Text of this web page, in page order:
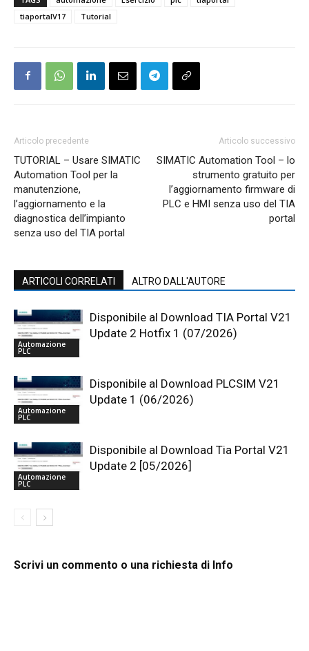
tiaportalV17
Tutorial
Articolo precedente
TUTORIAL – Usare SIMATIC
Automation Tool per la
manutenzione,
l’aggiornamento e la
diagnostica dell’impianto
senza uso del TIA portal
Articolo successivo
SIMATIC Automation Tool – lo
strumento gratuito per
l’aggiornamento firmware di
PLC e HMI senza uso del TIA
portal
ARTICOLI CORRELATI ALTRO DALL'AUTORE
Automazione
PLC
Disponibile al Download TIA Portal V21
Update 2 Hotfix 1 (07/2026)
Automazione
PLC
Disponibile al Download PLCSIM V21
Update 1 (06/2026)
Automazione
PLC
Disponibile al Download Tia Portal V21
Update 2 [05/2026]
Scrivi un commento o una richiesta di Info